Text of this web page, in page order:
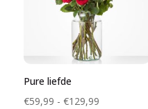
Pure liefde
€59,99 - €129,99Prijsklasse: